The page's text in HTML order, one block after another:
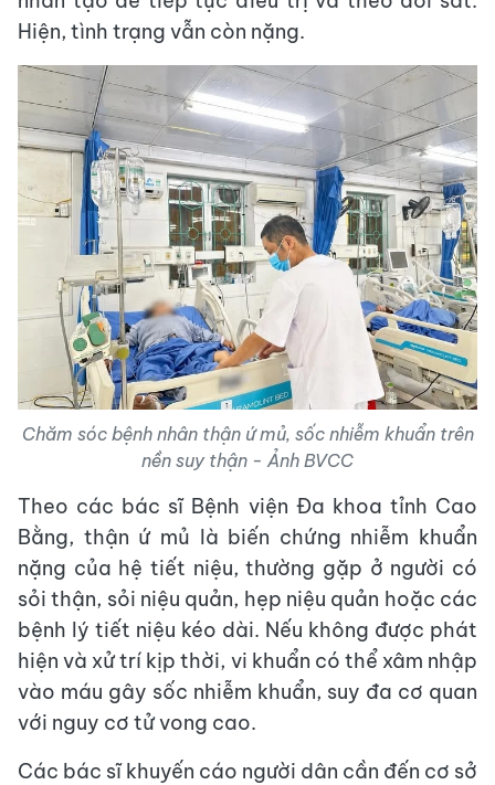
Hiện, tình trạng vẫn còn nặng.
Chăm sóc bệnh nhân thận ứ mủ, sốc nhiễm khuẩn trên
nền suy thận - Ảnh BVCC
Theo các bác sĩ Bệnh viện Đa khoa tỉnh Cao
Bằng, thận ứ mủ là biến chứng nhiễm khuẩn
nặng của hệ tiết niệu, thường gặp ở người có
sỏi thận, sỏi niệu quản, hẹp niệu quản hoặc các
bệnh lý tiết niệu kéo dài. Nếu không được phát
hiện và xử trí kịp thời, vi khuẩn có thể xâm nhập
vào máu gây sốc nhiễm khuẩn, suy đa cơ quan
với nguy cơ tử vong cao.
Các bác sĩ khuyến cáo người dân cần đến cơ sở